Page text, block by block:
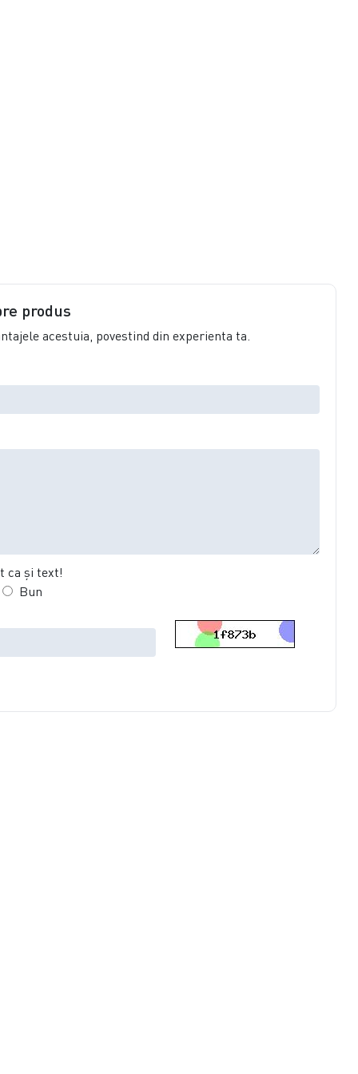
produs
acestuia, povestind din experienta ta.
ca şi text!
Bun